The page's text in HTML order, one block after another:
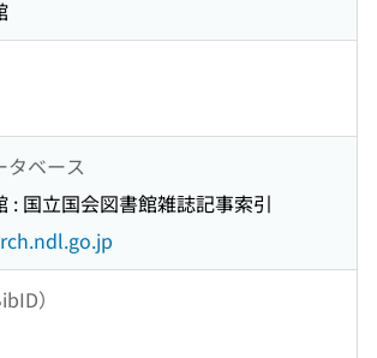
タベース
: 国立国会図書館雑誌記事索引
）